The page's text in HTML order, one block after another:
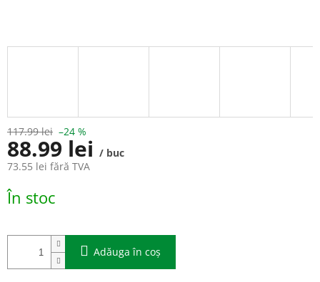
117.99 lei –24 %
88.99 lei / buc
73.55 lei fără TVA
Evaluare
preţ:
În stoc
Adăuga în coş